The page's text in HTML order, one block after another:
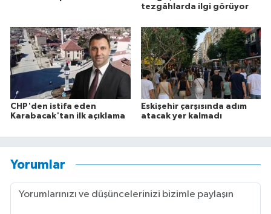
tezgâhlarda ilgi görüyor
CHP'den istifa eden
Karabacak'tan ilk açıklama
Eskişehir çarşısında adım
atacak yer kalmadı
Yorumlar